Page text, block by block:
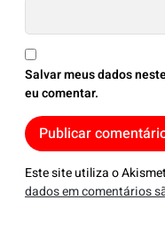
Salvar meus dados
eu comentar.
Este site utiliza o
dados em comentários